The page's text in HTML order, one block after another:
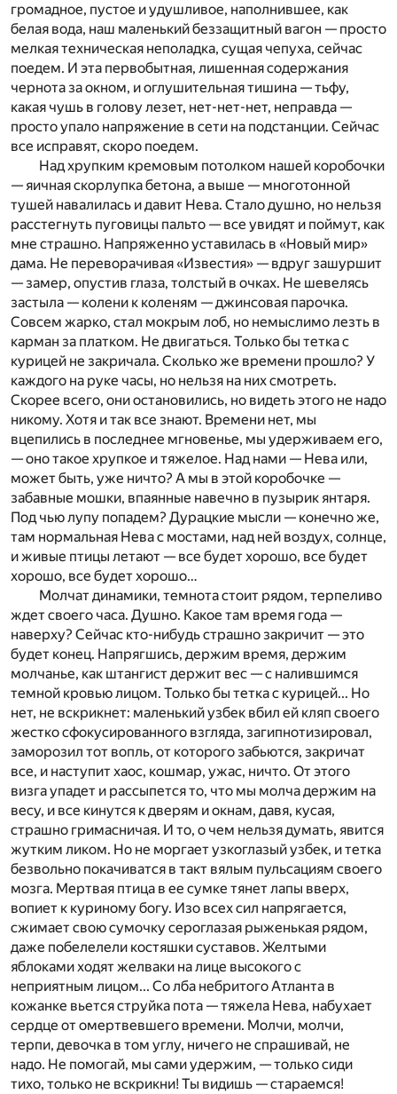
громадное, пустое и удушливое, наполнившее, как
белая вода, наш маленький беззащитный вагон — просто
мелкая техническая неполадка, сущая чепуха, сейчас
поедем. И эта первобытная, лишенная содержания
чернота за окном, и оглушительная тишина — тьфу,
какая чушь в голову лезет, нет-нет-нет, неправда —
просто упало напряжение в сети на подстанции. Сейчас
все исправят, скоро поедем.
Над хрупким кремовым потолком нашей коробочки
— яичная скорлупка бетона, а выше — многотонной
тушей навалилась и давит Нева. Стало душно, но нельзя
расстегнуть пуговицы пальто — все увидят и поймут, как
мне страшно. Напряженно уставилась в «Новый мир»
дама. Не переворачивая «Известия» — вдруг зашуршит
— замер, опустив глаза, толстый в очках. Не шевелясь
застыла — колени к коленям — джинсовая парочка.
Совсем жарко, стал мокрым лоб, но немыслимо лезть в
карман за платком. Не двигаться. Только бы тетка с
курицей не закричала. Сколько же времени прошло? У
каждого на руке часы, но нельзя на них смотреть.
Скорее всего, они остановились, но видеть этого не надо
никому. Хотя и так все знают. Времени нет, мы
вцепились в последнее мгновенье, мы удерживаем его,
— оно такое хрупкое и тяжелое. Над нами — Нева или,
может быть, уже ничто? А мы в этой коробочке —
забавные мошки, впаянные навечно в пузырик янтаря.
Под чью лупу попадем? Дурацкие мысли — конечно же,
там нормальная Нева с мостами, над ней воздух, солнце,
и живые птицы летают — все будет хорошо, все будет
хорошо, все будет хорошо…
Молчат динамики, темнота стоит рядом, терпеливо
ждет своего часа. Душно. Какое там время года —
наверху? Сейчас кто-нибудь страшно закричит — это
будет конец. Напрягшись, держим время, держим
молчанье, как штангист держит вес — с налившимся
темной кровью лицом. Только бы тетка с курицей... Но
нет, не вскрикнет: маленький узбек вбил ей кляп своего
жестко сфокусированного взгляда, загипнотизировал,
заморозил тот вопль, от которого забьются, закричат
все, и наступит хаос, кошмар, ужас, ничто. От этого
визга упадет и рассыпется то, что мы молча держим на
весу, и все кинутся к дверям и окнам, давя, кусая,
страшно гримасничая. И то, о чем нельзя думать, явится
жутким ликом. Но не моргает узкоглазый узбек, и тетка
безвольно покачиватся в такт вялым пульсациям своего
мозга. Мертвая птица в ее сумке тянет лапы вверх,
вопиет к куриному богу. Изо всех сил напрягается,
сжимает свою сумочку сероглазая рыженькая рядом,
даже побелелели костяшки суставов. Желтыми
яблоками ходят желваки на лице высокого с
неприятным лицом... Со лба небритого Атланта в
кожанке вьется струйка пота — тяжела Нева, набухает
сердце от омертвевшего времени. Молчи, молчи,
терпи, девочка в том углу, ничего не спрашивай, не
надо. Не помогай, мы сами удержим, — только сиди
тихо, только не вскрикни! Ты видишь — стараемся!